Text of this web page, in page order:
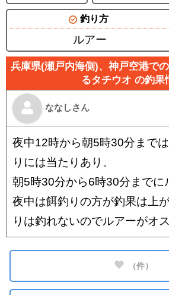
釣り方
ルアー
兵庫県(瀬戸内海側)、神戸空港で
るタチウオ の釣果
ななしさん
夜中12時から朝5時30分まで
りには当たりあり。
朝5時30分から6時30分までに
夜中は餌釣りの方が釣果は上
りは釣れないのでルアーがオス
（件）